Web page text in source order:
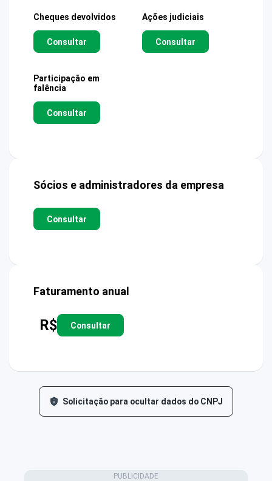
Cheques devolvidos
Consultar
Ações judiciais
Consultar
Participação em
falência
Consultar
Sócios e administradores da empresa
Consultar
Faturamento anual
R$ Consultar
Solicitação para ocultar dados do CNPJ